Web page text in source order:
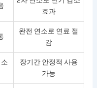
효과
완전 연소로 연료 절
감
장기간 안정적 사용
가능